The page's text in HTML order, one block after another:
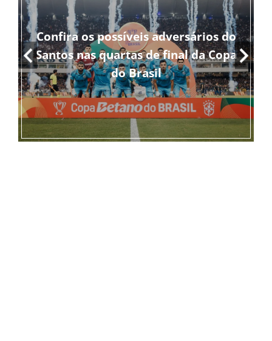
Confira os possíveis adversários do
Santos nas quartas de final da Copa
do Brasil